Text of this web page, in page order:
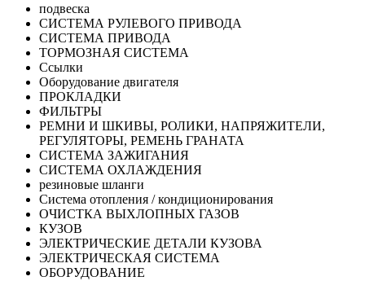
подвеска
СИСТЕМА РУЛЕВОГО ПРИВОДА
СИСТЕМА ПРИВОДА
ТОРМОЗНАЯ СИСТЕМА
Ссылки
Оборудование двигателя
ПРОКЛАДКИ
ФИЛЬТРЫ
РЕМНИ И ШКИВЫ, РОЛИКИ, НАПРЯЖИТЕЛИ,
РЕГУЛЯТОРЫ, РЕМЕНЬ ГРАНАТА
СИСТЕМА ЗАЖИГАНИЯ
СИСТЕМА ОХЛАЖДЕНИЯ
резиновые шланги
Система отопления / кондиционирования
ОЧИСТКА ВЫХЛОПНЫХ ГАЗОВ
КУЗОВ
ЭЛЕКТРИЧЕСКИЕ ДЕТАЛИ КУЗОВА
ЭЛЕКТРИЧЕСКАЯ СИСТЕМА
ОБОРУДОВАНИЕ